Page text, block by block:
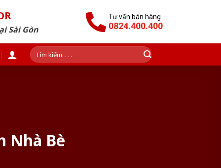
Sài Gòn
Tư vấn bán hàng
0824.400.400
Tìm
kiếm:
Nhà Bè